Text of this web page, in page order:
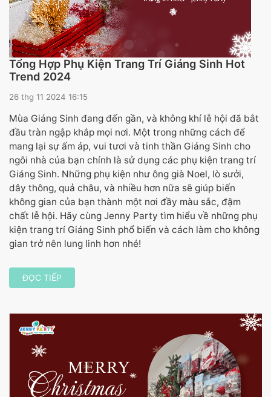
Tổng Hợp Phụ Kiện Trang Trí Giáng Sinh Hot
Trend 2024
26 thg 11 2024 16:15
Mùa Giáng Sinh đang đến gần, và không khí lễ hội đã bắt
đầu tràn ngập khắp mọi nơi. Một trong những cách để
mang lại sự ấm áp, vui tươi và tinh thần Giáng Sinh cho
ngôi nhà của bạn chính là sử dụng các phụ kiện trang trí
Giáng Sinh. Những phụ kiện như ông già Noel, lò sưởi,
dây thông, quả châu, và nhiều hơn nữa sẽ giúp biến
không gian của bạn thành một nơi đầy màu sắc, đậm
chất lễ hội. Hãy cùng Jenny Party tìm hiểu về những phụ
kiện trang trí Giáng Sinh phổ biến và cách làm cho không
gian trở nên lung linh hơn nhé!
ĐỌC TIẾP